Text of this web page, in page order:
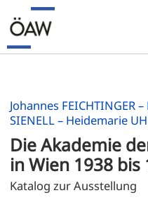
Johannes FEICHTINGER
SIENELL – Heidemarie
Die Akademie
in Wien 1938 bis
Katalog zur Ausstellung